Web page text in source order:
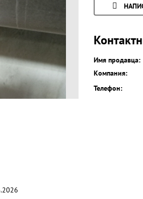
Имя продавца:
Компания:
Телефон: